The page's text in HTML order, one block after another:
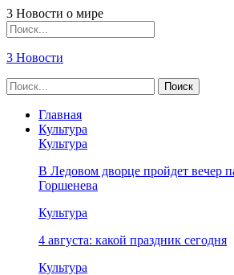
3 Новости о мире
3 Новости
Главная
Культура
Культура
В Ледовом дворце пройдет вечер
Горшенева
Культура
4 августа: какой праздник сегодня
Культура